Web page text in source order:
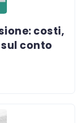
costi,
conto